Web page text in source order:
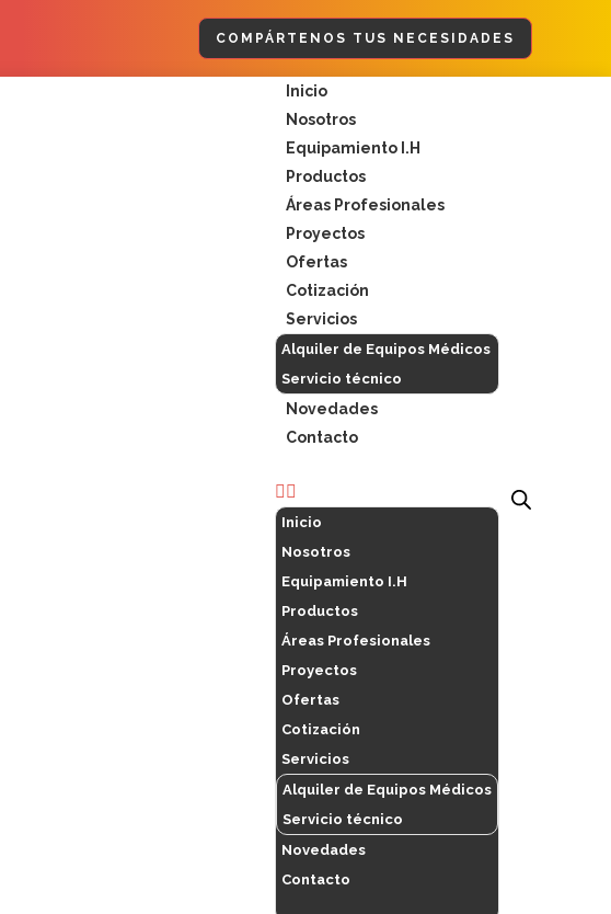
COMPÁRTENOS TUS NECESIDADES
Inicio
Nosotros
Equipamiento I.H
Productos
Áreas Profesionales
Proyectos
Ofertas
Cotización
Servicios
Alquiler de Equipos Médicos
Servicio técnico
Novedades
Contacto
Menú
Inicio
Nosotros
Equipamiento I.H
Productos
Áreas Profesionales
Proyectos
Ofertas
Cotización
Servicios
Alquiler de Equipos Médicos
Servicio técnico
Novedades
Contacto